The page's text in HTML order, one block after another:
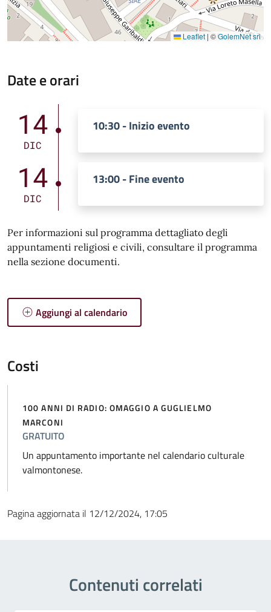
Leaflet | ©GolemNet srl
Date e orari
14
DIC
10:30 - Inizio evento
14
DIC
13:00 - Fine evento
Per informazioni sul programma dettagliato degli
appuntamenti religiosi e civili, consultare il programma
nella sezione documenti.
Aggiungi al calendario
Costi
100 ANNI DI RADIO: OMAGGIO A GUGLIELMO
MARCONI
GRATUITO
Un appuntamento importante nel calendario culturale
valmontonese.
Pagina aggiornata il 12/12/2024, 17:05
Contenuti correlati